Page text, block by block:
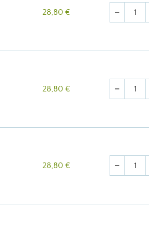
28,80 € Quantité
remove
28,80 € Quantité
remove
28,80 € Quantité
remove